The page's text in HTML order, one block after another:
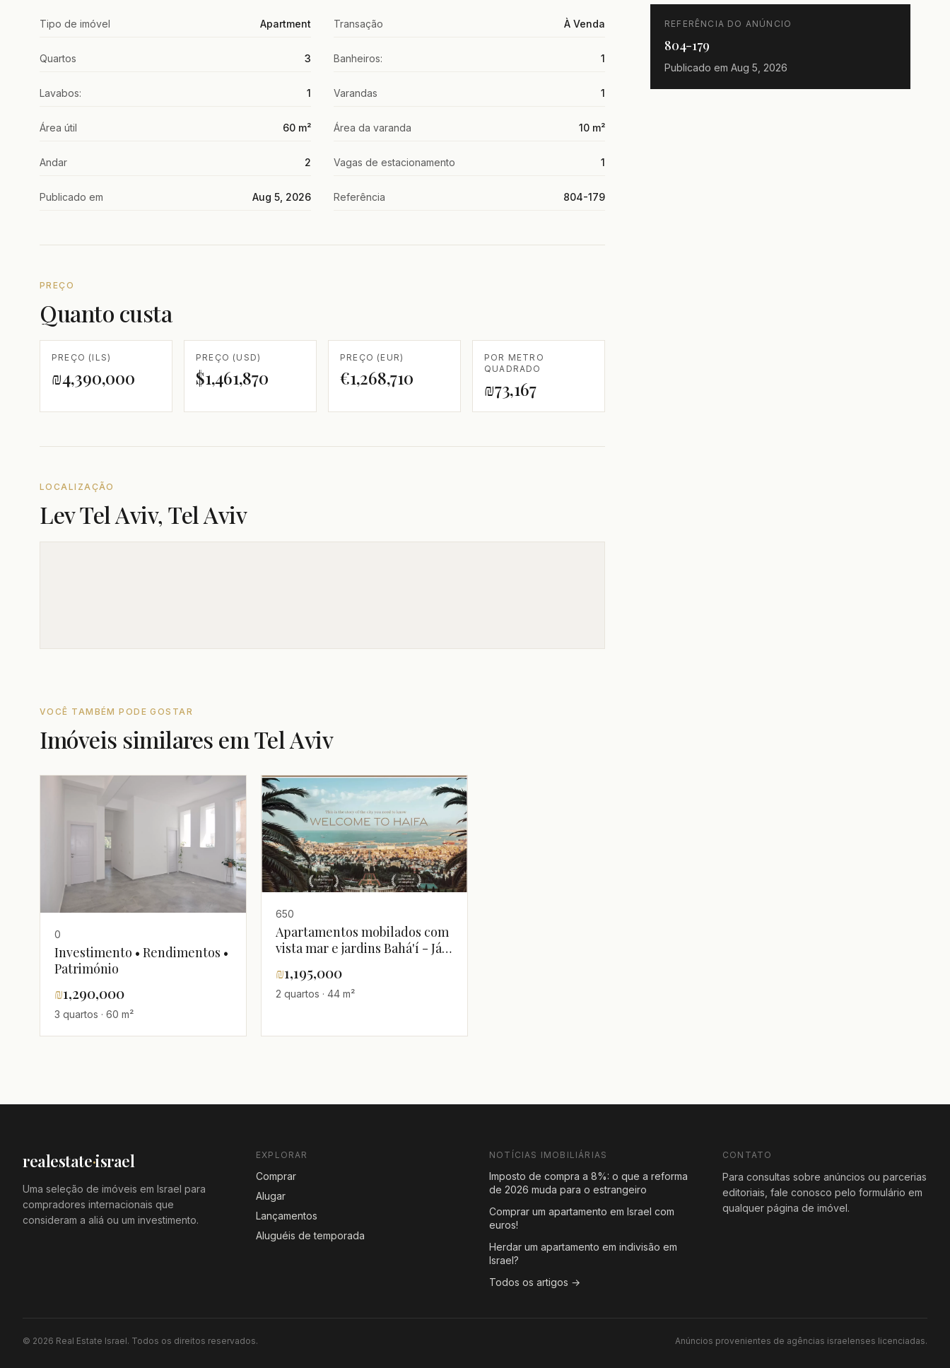
Tipo de imóvel Apartment Transação À Venda
Quartos 3 Banheiros: 1
Lavabos: 1 Varandas 1
Área útil 60 m² Área da varanda 10 m²
Andar 2 Vagas de estacionamento 1
Publicado em Aug 5, 2026 Referência 804-179
PREÇO
Quanto custa
PREÇO (ILS)
₪4,390,000
PREÇO (USD)
$1,461,870
PREÇO (EUR)
€1,268,710
POR METRO
QUADRADO
₪73,167
LOCALIZAÇÃO
Lev Tel Aviv, Tel Aviv
REFERÊNCIA DO ANÚNCIO
804-179
Publicado em Aug 5, 2026
VOCÊ TAMBÉM PODE GOSTAR
Imóveis similares em Tel Aviv
0
Investimento • Rendimentos •
Património
₪1,290,000
3 quartos · 60 m²
650
Apartamentos mobilados com
vista mar e jardins Bahá'í - Já
residência principal
₪1,195,000
2 quartos · 44 m²
realestate·israel
Uma seleção de imóveis em Israel para
compradores internacionais que
consideram a aliá ou um investimento.
EXPLORAR
Comprar
Alugar
Lançamentos
Aluguéis de temporada
NOTÍCIAS IMOBILIÁRIAS
Imposto de compra a 8%: o que a reforma
de 2026 muda para o estrangeiro
Comprar um apartamento em Israel com
euros!
Herdar um apartamento em indivisão em
Israel?
Todos os artigos →
CONTATO
Para consultas sobre anúncios ou parcerias
editoriais, fale conosco pelo formulário em
qualquer página de imóvel.
© 2026 Real Estate Israel. Todos os direitos reservados. Anúncios provenientes de agências israelenses licenciadas.